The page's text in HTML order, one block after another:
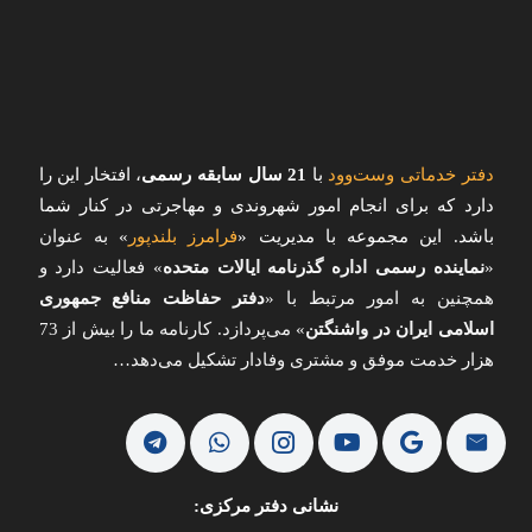
دفتر خدماتی وست‌وود با 21 سال سابقه رسمی
، افتخار این را
دارد که برای انجام امور شهروندی و مهاجرتی در کنار شما
باشد. این مجموعه با مدیریت «فرامرز بلندپور » به عنوان
«نماینده رسمی اداره گذرنامه ایالات متحده» فعالیت دارد و
همچنین به امور مرتبط با «دفتر حفاظت منافع جمهوری
اسلامی ایران در واشنگتن
» می‌پردازد. کارنامه ما را بیش از 73
هزار خدمت موفق و مشتری وفادار تشکیل می‌دهد…
نشانی دفتر مرکزی: